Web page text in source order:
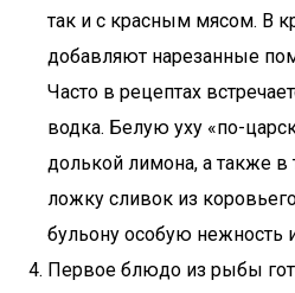
так и с красным мясом. В
добавляют нарезанные
Часто в рецептах
водка. Белую уху «по-
долькой лимона, а также
ложку сливок из
бульону особую нежность
Первое блюдо из рыбы